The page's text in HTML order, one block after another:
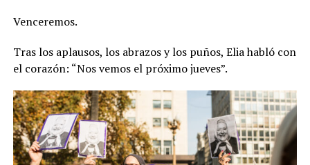
Venceremos.
Tras los aplausos, los abrazos y los puños, Elia habló con
el corazón: “Nos vemos el próximo jueves”.